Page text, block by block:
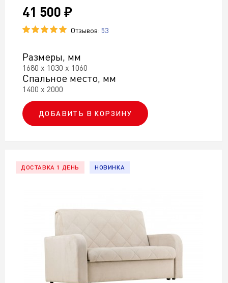
Без подлокотников
С ортопедическими латами
Рогожка Односпальные Из экокожи
Велюр
На кухню Для прихожей На балкон
41 500 ₽
Отзывов: 53
Размеры, мм
1680 х 1030 х 1060
Спальное место, мм
1400 х 2000
ДОБАВИТЬ В КОРЗИНУ
ДОСТАВКА 1 ДЕНЬ НОВИНКА